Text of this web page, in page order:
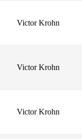
Victor Krohn
Victor Krohn
Victor Krohn